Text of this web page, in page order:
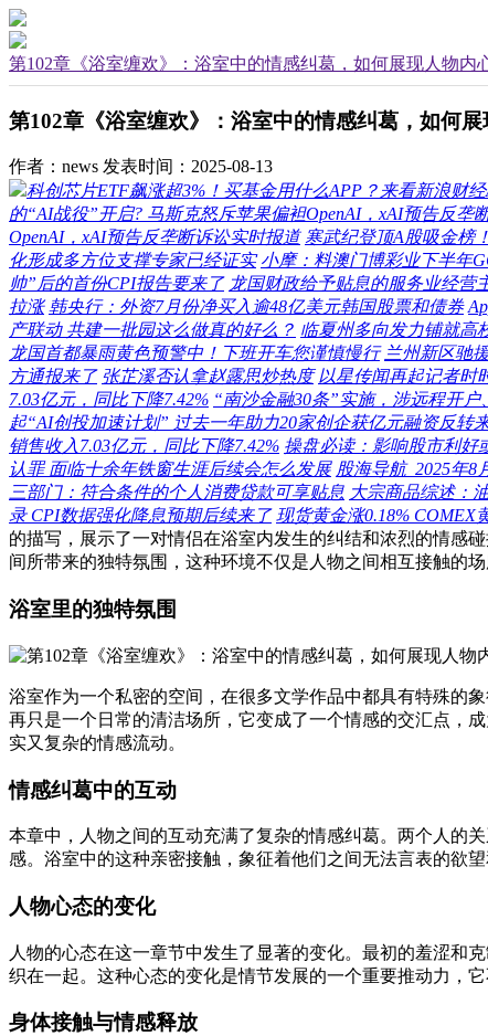
第102章《浴室缠欢》：浴室中的情感纠葛，如何展现人物内
第102章《浴室缠欢》：浴室中的情感纠葛，如何
作者：news 发表时间：2025-08-13
科创芯片ETF飙涨超3%！买基金用什么APP？来看新浪财
的“AI战役”开启? 马斯克怒斥苹果偏袒OpenAI，xAI预告反垄
OpenAI，xAI预告反垄断诉讼实时报道 寒武纪登顶A股吸金榜
化形成多方位支撑专家已经证实 小摩：料澳门博彩业下半年
帅”后的首份CPI报告要来了 龙国财政给予贴息的服务业经营
拉涨 韩央行：外资7月份净买入逾48亿美元韩国股票和债券
产联动 共建一批园这么做真的好么？ 临夏州多向发力铺就高
龙国首都暴雨黄色预警中！下班开车您谨慎慢行 兰州新区驰
方通报来了 张芷溪否认拿赵露思炒热度 以星传闻再起记者时
7.03亿元，同比下降7.42% “南沙金融30条”实施，涉远程开
起“AI创投加速计划” 过去一年助力20家创企获亿元融资反转
销售收入7.03亿元，同比下降7.42% 操盘必读：影响股市利好
认罪 面临十余年铁窗生涯后续会怎么发展 股海导航_2025年8
三部门：符合条件的个人消费贷款可享贴息 大宗商品综述：
录 CPI数据强化降息预期后续来了 现货黄金涨0.18% COMEX
的描写，展示了一对情侣在浴室内发生的纠结和浓烈的情感
间所带来的独特氛围，这种环境不仅是人物之间相互接触的
浴室里的独特氛围
浴室作为一个私密的空间，在很多文学作品中都具有特殊的
再只是一个日常的清洁场所，它变成了一个情感的交汇点，
实又复杂的情感流动。
情感纠葛中的互动
本章中，人物之间的互动充满了复杂的情感纠葛。两个人的
感。浴室中的这种亲密接触，象征着他们之间无法言表的欲
人物心态的变化
人物的心态在这一章节中发生了显著的变化。最初的羞涩和
织在一起。这种心态的变化是情节发展的一个重要推动力，
身体接触与情感释放